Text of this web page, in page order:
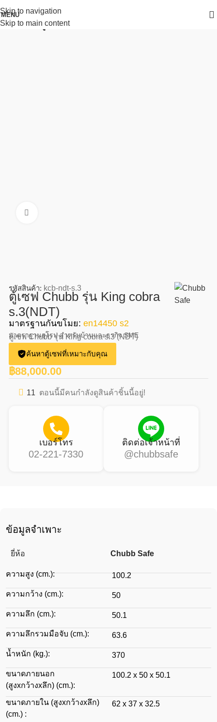
Skip to navigation
Skip to main content
MENU
หน้าหลัก ตู้เซฟ Chubbsafes
รหัสสินค้า: kcb-ndt-s.3
ตู้เซฟ Chubb รุ่น King cobra
s.3(NDT)
มาตรฐานกันขโมย: en14450 s2
มาตราฐานยุโรป สำหรับบ้านและธุรกิจ SME
ตู้เซฟ Chubb รุ่น King cobra s.3 (NDT)
ค้นหาตู้เซฟที่เหมาะกับคุณ
฿88,000.00
11 ตอนนี้มีคนกำลังดูสินค้าชิ้นนี้อยู่!
เบอร์โทร
02-221-7330
ติดต่อเจ้าหน้าที่
@chubbsafe
ข้อมูลจำเพาะ
ยี่ห้อ Chubb Safe
ความสูง (cm.): 100.2
ความกว้าง (cm.): 50
ความลึก (cm.): 50.1
ความลึกรวมมือจับ (cm.): 63.6
น้ำหนัก (kg.): 370
ขนาดภายนอก
(สูงxกว้างxลึก) (cm.):
100.2 x 50 x 50.1
ขนาดภายใน (สูงxกว้างxลึก)
(cm.) :
62 x 37 x 32.5